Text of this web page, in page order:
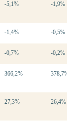
-5,1% -1,9%
-1,4% -0,5%
-0,7% -0,2%
366,2%
27,3% 26,4%